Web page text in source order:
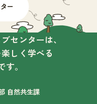
センターは、
しく学べる
。
自然共生課